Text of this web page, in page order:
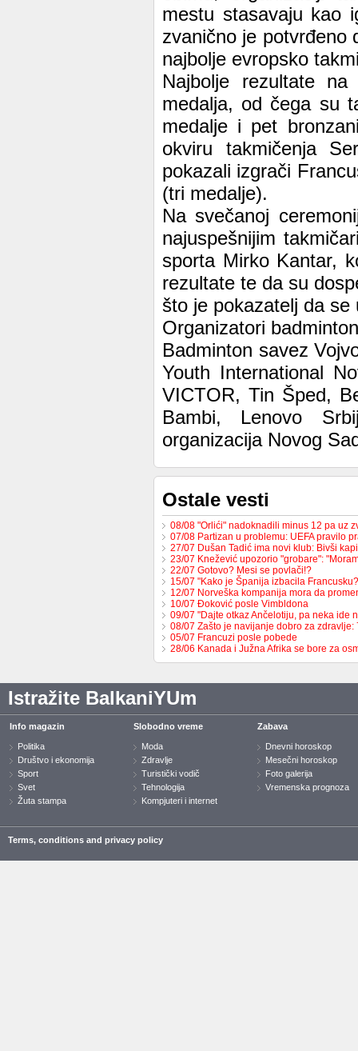
mestu stasavaju kao
zvanično je potvrđeno
najbolje evropsko
Najbolje rezultate
medalja, od čega su
medalje i pet
okviru takmičenja
pokazali izgrači
(tri medalje).
Na svečanoj
najuspešnijim
sporta Mirko Kantar,
rezultate te da su
što je pokazatelj da
Organizatori
Badminton savez
Youth International
VICTOR, Tin Šped,
Bambi, Lenovo
organizacija Novog
Ostale vesti
08/08 "Orlići" nadoknadili minus 12 pa uz
07/08 Partizan u problemu: UEFA pravilo
27/07 Dušan Tadić ima novi klub: Bivši
23/07 Knežević upozorio "grobare":
22/07 Gotovo? Mesi se povlači!?
15/07 "Kako je Španija izbacila
12/07 Norveška kompanija mora da
10/07 Đoković posle Vimbldona
09/07 "Dajte otkaz Ančelotiju, pa neka ide
08/07 Zašto je navijanje dobro za
05/07 Francuzi posle pobede
28/06 Kanada i Južna Afrika se bore za
Istražite BalkaniYUm
Info magazin
Politika
Društvo i ekonomija
Sport
Svet
Žuta stampa
Slobodno vreme
Moda
Zdravlje
Turistički vodič
Tehnologija
Kompjuteri i internet
Zabava
Dnevni horoskop
Mesečni horoskop
Foto galerija
Vremenska prognoza
Terms, conditions and privacy policy